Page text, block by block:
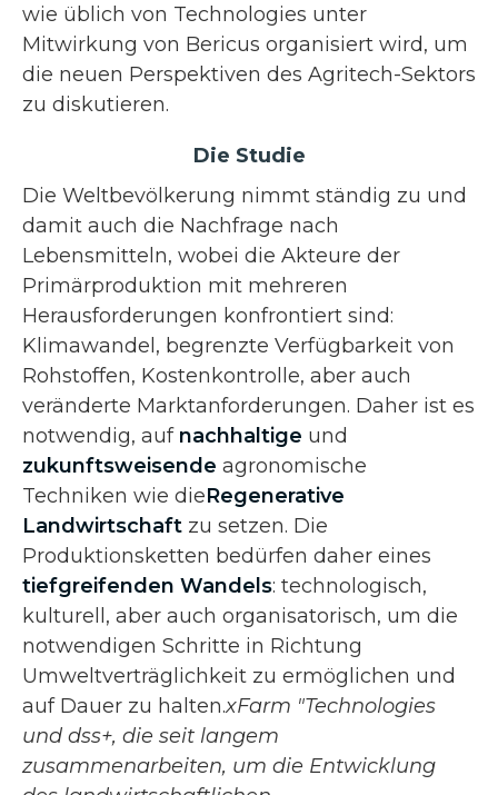
wie üblich von Technologies unter
Mitwirkung von Bericus organisiert wird, um
die neuen Perspektiven des Agritech-Sektors
zu diskutieren.
Die Studie
Die Weltbevölkerung nimmt ständig zu und
damit auch die Nachfrage nach
Lebensmitteln, wobei die Akteure der
Primärproduktion mit mehreren
Herausforderungen konfrontiert sind:
Klimawandel, begrenzte Verfügbarkeit von
Rohstoffen, Kostenkontrolle, aber auch
veränderte Marktanforderungen. Daher ist es
notwendig, auf nachhaltige und
zukunftsweisende agronomische
Techniken wie dieRegenerative
Landwirtschaft zu setzen. Die
Produktionsketten bedürfen daher eines
tiefgreifenden Wandels: technologisch,
kulturell, aber auch organisatorisch, um die
notwendigen Schritte in Richtung
Umweltverträglichkeit zu ermöglichen und
auf Dauer zu halten.xFarm "Technologies
und dss+, die seit langem
zusammenarbeiten, um die Entwicklung